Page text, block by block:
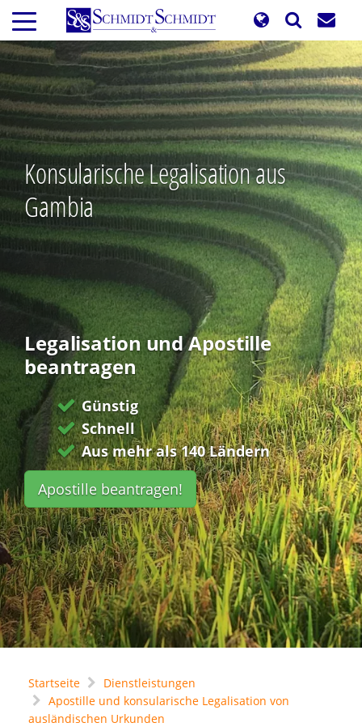
Direkt
zum
Inhalt
Konsularische Legalisation aus
Gambia
Legalisation und Apostille
beantragen
Günstig
Schnell
Aus mehr als 140 Ländern
Apostille beantragen!
Startseite
Dienstleistungen
Apostille und konsularische Legalisation von
ausländischen Urkunden